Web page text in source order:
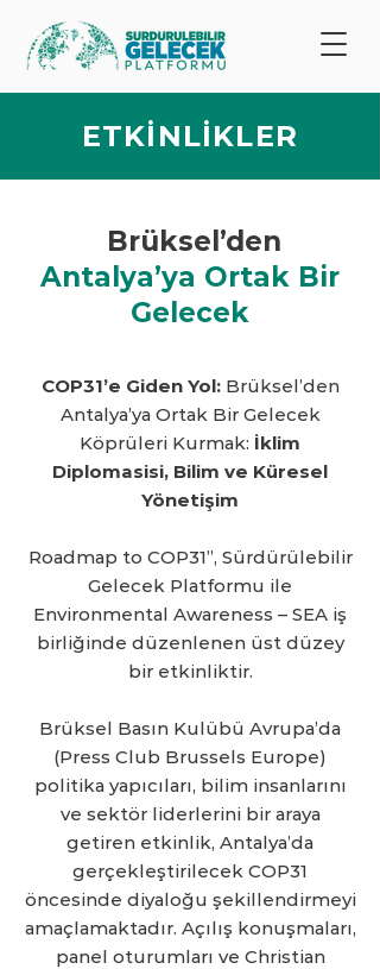
ETKİNLİKLER
Brüksel’den
Antalya’ya Ortak Bir
Gelecek
COP31’e Giden Yol: Brüksel’den
Antalya’ya Ortak Bir Gelecek
Köprüleri Kurmak: İklim
Diplomasisi, Bilim ve Küresel
Yönetişim
Roadmap to COP31”, Sürdürülebilir
Gelecek Platformu ile
Environmental Awareness – SEA iş
birliğinde düzenlenen üst düzey
bir etkinliktir.
Brüksel Basın Kulübü Avrupa’da
(Press Club Brussels Europe)
politika yapıcıları, bilim insanlarını
ve sektör liderlerini bir araya
getiren etkinlik, Antalya’da
gerçekleştirilecek COP31
öncesinde diyaloğu şekillendirmeyi
amaçlamaktadır. Açılış konuşmaları,
panel oturumları ve Christian